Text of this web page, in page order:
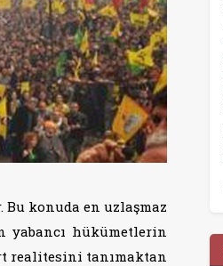
konuda en uzlaşmaz
yabancı hükümetlerin
realitesini tanımaktan